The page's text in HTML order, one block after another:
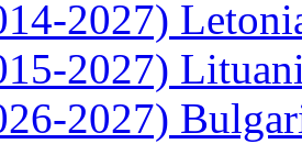
2027)
2027)
2027)